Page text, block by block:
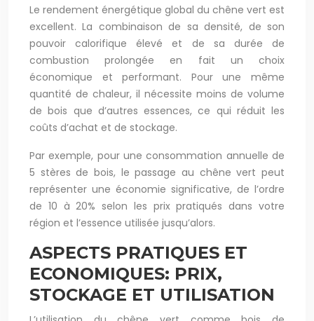
Le rendement énergétique global du chêne vert est
excellent. La combinaison de sa densité, de son
pouvoir calorifique élevé et de sa durée de
combustion prolongée en fait un choix
économique et performant. Pour une même
quantité de chaleur, il nécessite moins de volume
de bois que d’autres essences, ce qui réduit les
coûts d’achat et de stockage.
Par exemple, pour une consommation annuelle de
5 stères de bois, le passage au chêne vert peut
représenter une économie significative, de l’ordre
de 10 à 20% selon les prix pratiqués dans votre
région et l’essence utilisée jusqu’alors.
ASPECTS PRATIQUES ET
ECONOMIQUES: PRIX,
STOCKAGE ET UTILISATION